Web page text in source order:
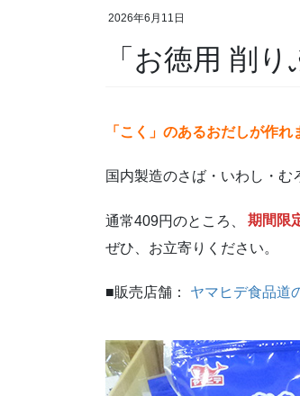
2026年6月11日
「お徳用 削
「こく」のあるおだしが作れ
国内製造のさば・いわし・む
通常409円のところ、 期間限
ぜひ、お立寄りください。
■販売店舗： ヤマヒデ食品道